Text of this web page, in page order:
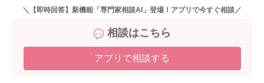
また、白斑という皮膚の症状の場合もあります。白斑は、部分
天性のものと後天性のものがあり、また、そのタイプも、進行
性で数が次第に増えていくものと、そのままの状態が続くタイ
プがあります。原因はまだよく分かっていないようですが、白
＼【即時回答】新機能「専門家相談AI」登場！アプリで今すぐ相談／
相談はこちら
アプリで相談する